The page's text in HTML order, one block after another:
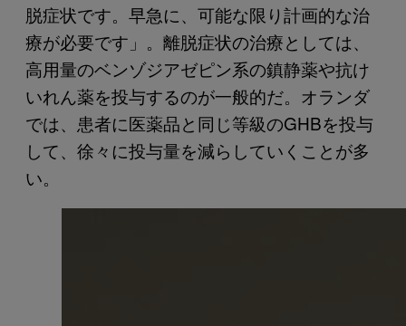
脱症状です。早急に、可能な限り計画的な治
療が必要です」。離脱症状の治療としては、
高用量のベンゾジアゼピン系の鎮静薬や抗け
いれん薬を投与するのが一般的だ。オランダ
では、患者に医薬品と同じ等級のGHBを投与
して、徐々に投与量を減らしていくことが多
い。